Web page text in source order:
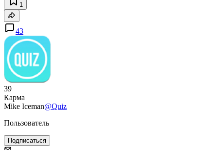
1
43
39
Карма
Mike Iceman@Quiz
Пользователь
Подписаться